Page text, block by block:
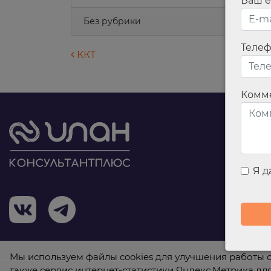
Без рубрики
Навигация по
ККТ
Я
Мы используем файлы cookies для улучшения работы